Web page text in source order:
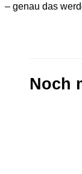
– genau das
Noch